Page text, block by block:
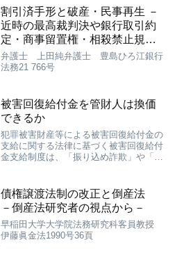
割引済手形と破産・民事再生 －
近時の最高裁判決や銀行取引約
定・商事留置権・相殺禁止規定
を踏まえて－
弁護士 上田純弁護士 豊島ひろ江銀行
法務21 766号
被害回復給付金を管財人は換価
できるか
犯罪被害財産等による被害回復給付金の
支給に関する法律に基づく被害回復給付
金支給制度は、「振り込め詐欺」や「ヤ
た場合に、刑事裁判によって、没収・追
徴（組織的犯罪処罰法13...
債権譲渡法制の改正と倒産法
－倒産法研究者の視点から－
早稲田大学大学院法務研究科客員教授
伊藤眞金法1990号36頁